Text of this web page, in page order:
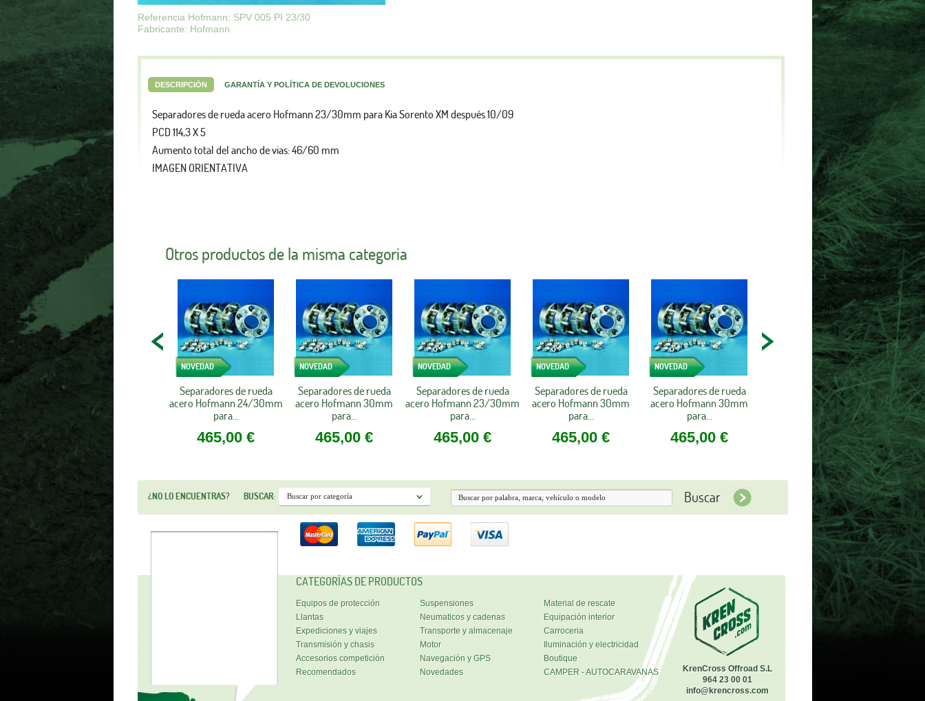
Referencia Hofmann: SPV 005 PI 23/30
Fabricante: Hofmann
DESCRIPCIÓN GARANTÍA Y POLÍTICA DE DEVOLUCIONES
Separadores de rueda acero Hofmann 23/30mm para Kia Sorento XM después 10/09
PCD 114,3 X 5
Aumento total del ancho de vias: 46/60 mm
IMAGEN ORIENTATIVA
Otros productos de la misma categoria
NOVEDAD
Separadores de rueda
acero Hofmann 24/30mm
para...
465,00 €
NOVEDAD
Separadores de rueda
acero Hofmann 30mm
para...
465,00 €
NOVEDAD
Separadores de rueda
acero Hofmann 23/30mm
para...
465,00 €
NOVEDAD
Separadores de rueda
acero Hofmann 30mm
para...
465,00 €
NOVEDAD
Separadores de rueda
acero Hofmann 30mm
para...
465,00 €
¿NO LO ENCUENTRAS? BUSCAR:
CATEGORÍAS DE PRODUCTOS
Equipos de protección Suspensiones
Material de rescate
Llantas
Neumaticos y cadenas
Equipación interior
Expediciones y viajes
Transporte y almacenaje
Carroceria
Transmisión y chasis
Motor
Iluminación y electricidad
Accesorios competición
Navegación y GPS
Boutique
Recomendados
Novedades CAMPER - AUTOCARAVANAS
KrenCross Offroad S.L
964 23 00 01
info@krencross.com